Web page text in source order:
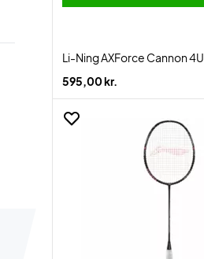
Li-Ning AXForce Cannon 4U
595,00 kr.